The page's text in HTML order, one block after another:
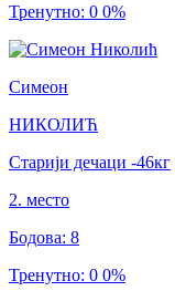
Тренутно: 0 0%
Симеон
НИКОЛИЋ
Старији дечаци -46кг
2. место
Бодова: 8
Тренутно: 0 0%